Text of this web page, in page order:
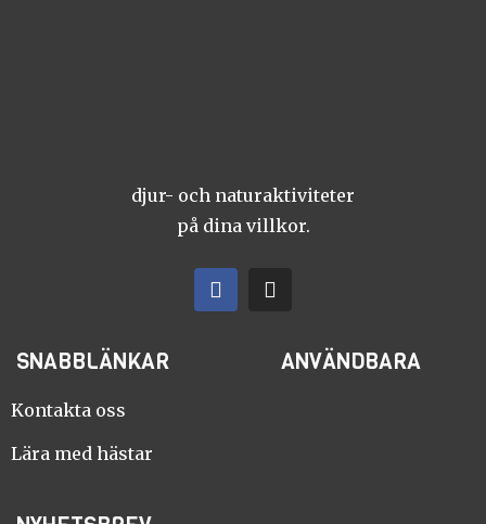
djur- och naturaktiviteter
på dina villkor.
F
a
c
I
n
a
SNABBLÄNKAR
Kontakta oss
Lära med hästar
ANVÄNDBARA